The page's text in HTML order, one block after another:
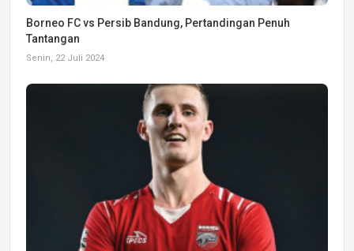
Borneo FC vs Persib Bandung, Pertandingan Penuh
Tantangan
Senin, 22 Juli 2024